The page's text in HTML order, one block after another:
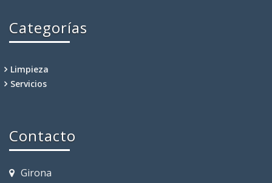
Categorías
Limpieza
Servicios
Contacto
Girona